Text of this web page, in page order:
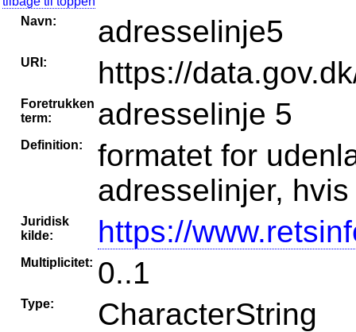
Navn:
adresselinje5
URI: https://
Foretrukken
term:
adresselinje 5
Definition:
formatet for
adresselinjer,
Juridisk
kilde:
https://
Multiplicitet: 0..1
Type: CharacterString